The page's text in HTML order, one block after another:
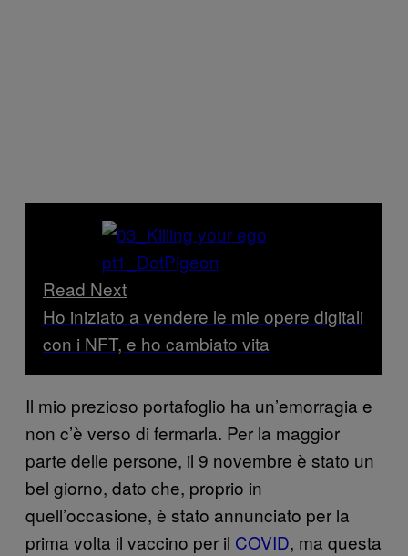
Read Next
Ho iniziato a vendere le mie opere digitali
con i NFT, e ho cambiato vita
Il mio prezioso portafoglio ha un’emorragia e
non c’è verso di fermarla. Per la maggior
parte delle persone, il 9 novembre è stato un
bel giorno, dato che, proprio in
quell’occasione, è stato annunciato per la
prima volta il vaccino per il COVID, ma questa